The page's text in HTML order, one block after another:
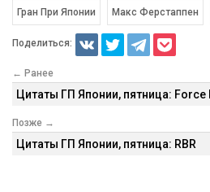
Гран При Японии Макс Ферстаппен
Поделиться:
← Ранее
Цитаты ГП Японии, пятница: Force
Позже →
Цитаты ГП Японии, пятница: RBR